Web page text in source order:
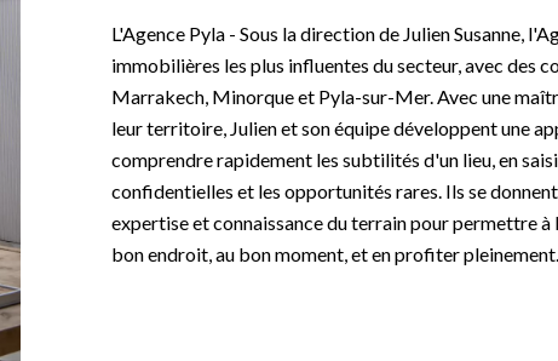
L'Agence Pyla - Sous la direction de Julien Susanne,
immobilières les plus influentes du secteur, avec des
Marrakech, Minorque et Pyla-sur-Mer. Avec une
leur territoire, Julien et son équipe développent une
comprendre rapidement les subtilités d'un lieu, en
confidentielles et les opportunités rares. Ils se
expertise et connaissance du terrain pour permettre
bon endroit, au bon moment, et en profiter pleinement.